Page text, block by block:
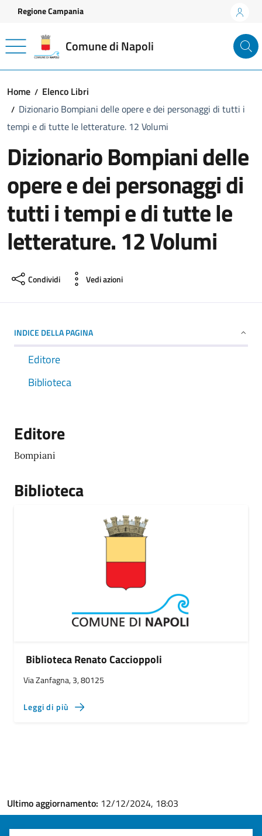
Vai ai contenuti
Vai al footer
Regione Campania
Comune di Napoli
Home
Elenco Libri
Dizionario Bompiani delle opere e dei personaggi di tutti i
tempi e di tutte le letterature. 12 Volumi
Dizionario Bompiani delle
opere e dei personaggi di
tutti i tempi e di tutte le
letterature. 12 Volumi
Condividi Vedi azioni
INDICE DELLA PAGINA
Editore
Biblioteca
Editore
Bompiani
Biblioteca
Biblioteca Renato Caccioppoli
Via Zanfagna, 3, 80125
Leggi di più
Ultimo aggiornamento: 12/12/2024, 18:03